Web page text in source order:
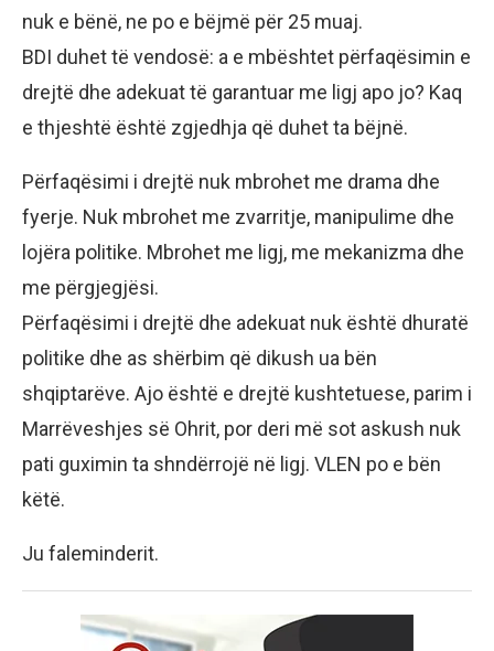
nuk e bënë, ne po e bëjmë për 25 muaj.
BDI duhet të vendosë: a e mbështet përfaqësimin e
drejtë dhe adekuat të garantuar me ligj apo jo? Kaq
e thjeshtë është zgjedhja që duhet ta bëjnë.
Përfaqësimi i drejtë nuk mbrohet me drama dhe
fyerje. Nuk mbrohet me zvarritje, manipulime dhe
lojëra politike. Mbrohet me ligj, me mekanizma dhe
me përgjegjësi.
Përfaqësimi i drejtë dhe adekuat nuk është dhuratë
politike dhe as shërbim që dikush ua bën
shqiptarëve. Ajo është e drejtë kushtetuese, parim i
Marrëveshjes së Ohrit, por deri më sot askush nuk
pati guximin ta shndërrojë në ligj. VLEN po e bën
këtë.
Ju faleminderit.